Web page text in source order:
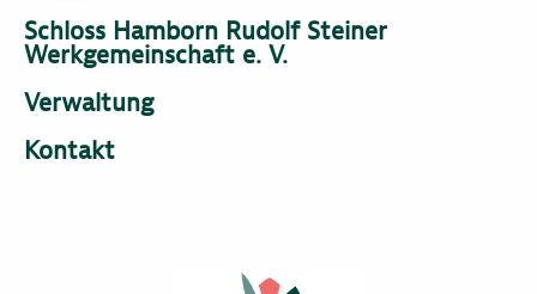
Schloss Hamborn Rudolf Steiner
Werkgemeinschaft e. V.
Verwaltung
Kontakt